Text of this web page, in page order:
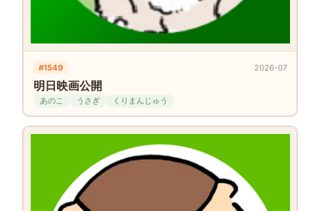
#1549 2026-07
明日映画公開
あのこ うさぎ くりまんじゅう